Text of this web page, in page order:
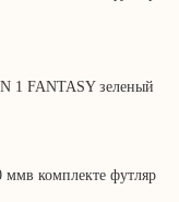
комплекте футляр